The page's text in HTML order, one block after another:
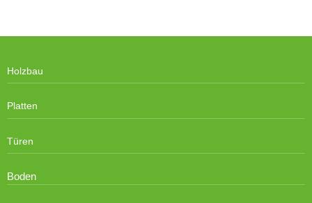
Holzbau
Platten
Türen
Boden